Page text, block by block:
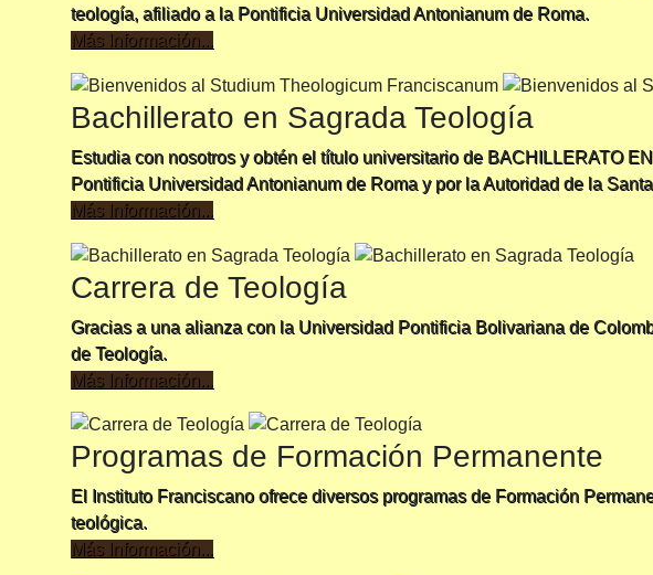
teología, afiliado a la Pontificia Universidad Antonianum de Roma.
Más Información...
Bachillerato en Sagrada Teología
Estudia con nosotros y obtén el título universitario de BACHILLERATO
Pontificia Universidad Antonianum de Roma y por la Autoridad de la
Más Información...
Carrera de Teología
Gracias a una alianza con la Universidad Pontificia Bolivariana de
de Teología.
Más Información...
Programas de Formación Permanente
El Instituto Franciscano ofrece diversos programas de Formación
teológica.
Más Información...